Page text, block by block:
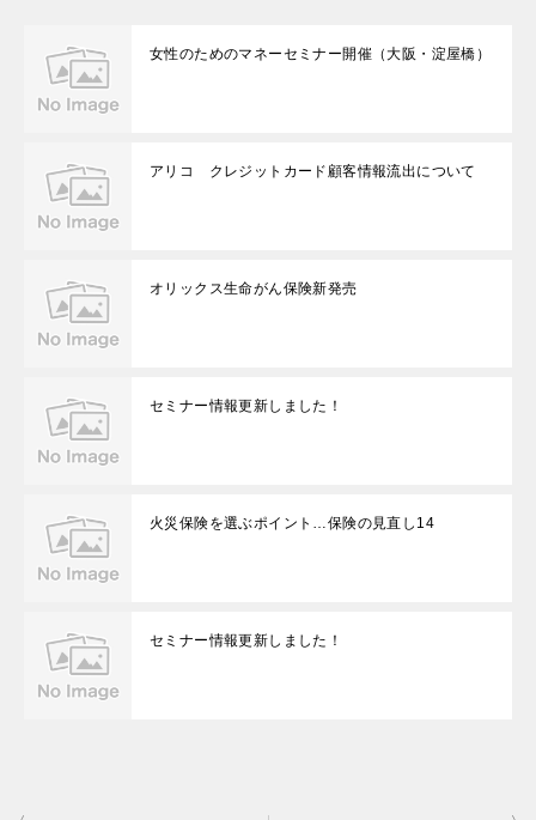
女性のためのマネーセミナー開催（大阪・淀屋橋）
アリコ クレジットカード顧客情報流出について
オリックス生命がん保険新発売
セミナー情報更新しました！
火災保険を選ぶポイント…保険の見直し14
セミナー情報更新しました！